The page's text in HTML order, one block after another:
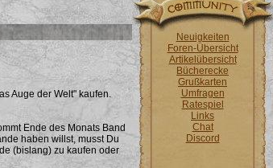
Auge der Welt" kaufen.
Ende des Monats Band
haben willst, musst Du
(bislang) zu kaufen oder
Neuigkeiten
Foren-Übersicht
Artikelübersicht
Bücherecke
Grußkarten
Umfragen
Ratespiel
Links
Chat
Discord